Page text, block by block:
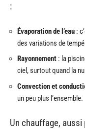
:
Évaporation de l’eau :
des variations de
Rayonnement : la
ciel, surtout quand la
Convection et
un peu plus l’ensemble.
Un chauffage,